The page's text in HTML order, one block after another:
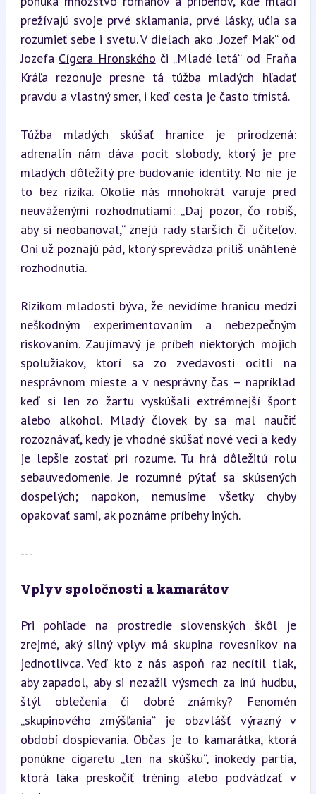
prežívajú svoje prvé sklamania, prvé lásky, učia sa
rozumieť sebe i svetu. V dielach ako „Jozef Mak“ od
Jozefa Cígera Hronského či „Mladé letá“ od Fraňa
Kráľa rezonuje presne tá túžba mladých hľadať
pravdu a vlastný smer, i keď cesta je často tŕnistá.
Túžba mladých skúšať hranice je prirodzená:
adrenalín nám dáva pocit slobody, ktorý je pre
mladých dôležitý pre budovanie identity. No nie je
to bez rizika. Okolie nás mnohokrát varuje pred
neuváženými rozhodnutiami: „Daj pozor, čo robíš,
aby si neobanoval,“ znejú rady starších či učiteľov.
Oni už poznajú pád, ktorý sprevádza príliš unáhlené
rozhodnutia.
Rizikom mladosti býva, že nevidíme hranicu medzi
neškodným experimentovaním a nebezpečným
riskovaním. Zaujímavý je príbeh niektorých mojich
spolužiakov, ktorí sa zo zvedavosti ocitli na
nesprávnom mieste a v nesprávny čas – napríklad
keď si len zo žartu vyskúšali extrémnejší šport
alebo alkohol. Mladý človek by sa mal naučiť
rozoznávať, kedy je vhodné skúšať nové veci a kedy
je lepšie zostať pri rozume. Tu hrá dôležitú rolu
sebauvedomenie. Je rozumné pýtať sa skúsených
dospelých; napokon, nemusíme všetky chyby
opakovať sami, ak poznáme príbehy iných.
---
Vplyv spoločnosti a kamarátov
Pri pohľade na prostredie slovenských škôl je
zrejmé, aký silný vplyv má skupina rovesníkov na
jednotlivca. Veď kto z nás aspoň raz necítil tlak,
aby zapadol, aby si nezažil výsmech za inú hudbu,
štýl oblečenia či dobré známky? Fenomén
„skupinového zmýšľania“ je obzvlášť výrazný v
období dospievania. Občas je to kamarátka, ktorá
ponúkne cigaretu „len na skúšku“, inokedy partia,
ktorá láka preskočiť tréning alebo podvádzať v